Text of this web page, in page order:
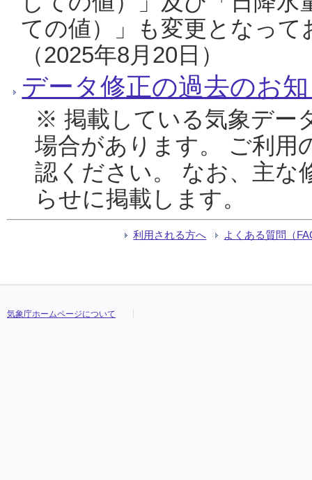
ての値）」も変更となっ
（2025年8月20日）
データ修正の過去のお
※ 掲載している気象デー
場合があります。 ご利用
認ください。 なお、主な
らせに掲載します。
利用される方へ よくある質問（
気象庁ホームページについて